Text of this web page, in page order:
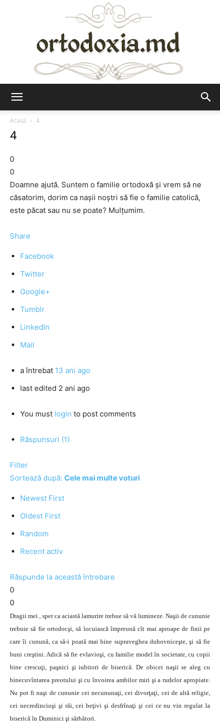
Acasă
4
4
0
0
Doamne ajută. Suntem o familie ortodoxă şi vrem să ne
căsatorim, dorim ca naşii noştri să fie o familie catolică,
este păcat sau nu se poate? Mulţumim.
Share
Facebook
Twitter
Google+
Tumblr
LinkedIn
Mail
a întrebat 13 ani ago
last edited 2 ani ago
You must login to post comments
Răspunsuri (1)
Filter
Sortează după: Cele mai multe voturi
Newest First
Oldest First
Random
Recent activ
Răspunde la această întrebare
0
0
Dragii mei , sper ca aciastă lamurire trebue să vă lumineze. Naşii de cununie
trebuie să fie ortodocşi, să locuiască împreună cît mai aproape de finii pe
care îi cunună, ca să-i poată mai bine supraveghea duhovniceşte, şi să fie
buni creştini. Adică să fie evlavioşi, cu familie model în societate, cu copii
bine crescuţi, paşnici şi iubitori de biserică. De obicei naşii se aleg cu
binecuvîntarea preotului şi cu învoirea ambilor miri şi a rudelor apropiate.
Nu pot fi naşi de cununie cei necununaţi, cei divorţaţi, cei de altă religie,
cei necredincioşi şi răi, cei beţivi şi desfrînaţi şi cei ce nu vin regulat la
biserică în Duminici şi sărbători.